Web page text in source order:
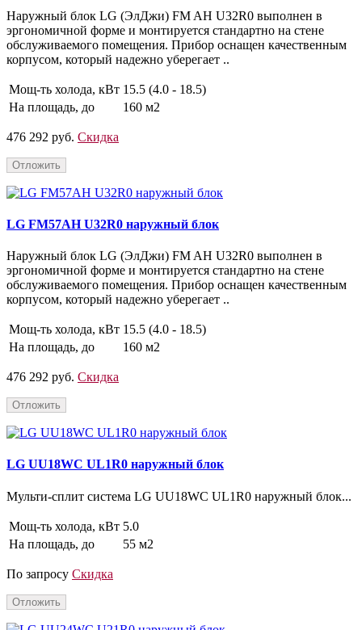
Наружный блок LG (ЭлДжи) FM AH U32R0 выполнен в
эргономичной форме и монтируется стандартно на стене
обслуживаемого помещения. Прибор оснащен качественным
корпусом, который надежно уберегает ..
Мощ-ть холода, кВт 15.5 (4.0 - 18.5)
На площадь, до
160 м2
476 292 руб. Скидка
Отложить
LG FM57AH U32R0 наружный блок
Наружный блок LG (ЭлДжи) FM AH U32R0 выполнен в
эргономичной форме и монтируется стандартно на стене
обслуживаемого помещения. Прибор оснащен качественным
корпусом, который надежно уберегает ..
Мощ-ть холода, кВт 15.5 (4.0 - 18.5)
На площадь, до
160 м2
476 292 руб. Скидка
Отложить
LG UU18WC UL1R0 наружный блок
Мульти-сплит система LG UU18WC UL1R0 наружный блок...
Мощ-ть холода, кВт 5.0
На площадь, до
55 м2
По запросу Скидка
Отложить